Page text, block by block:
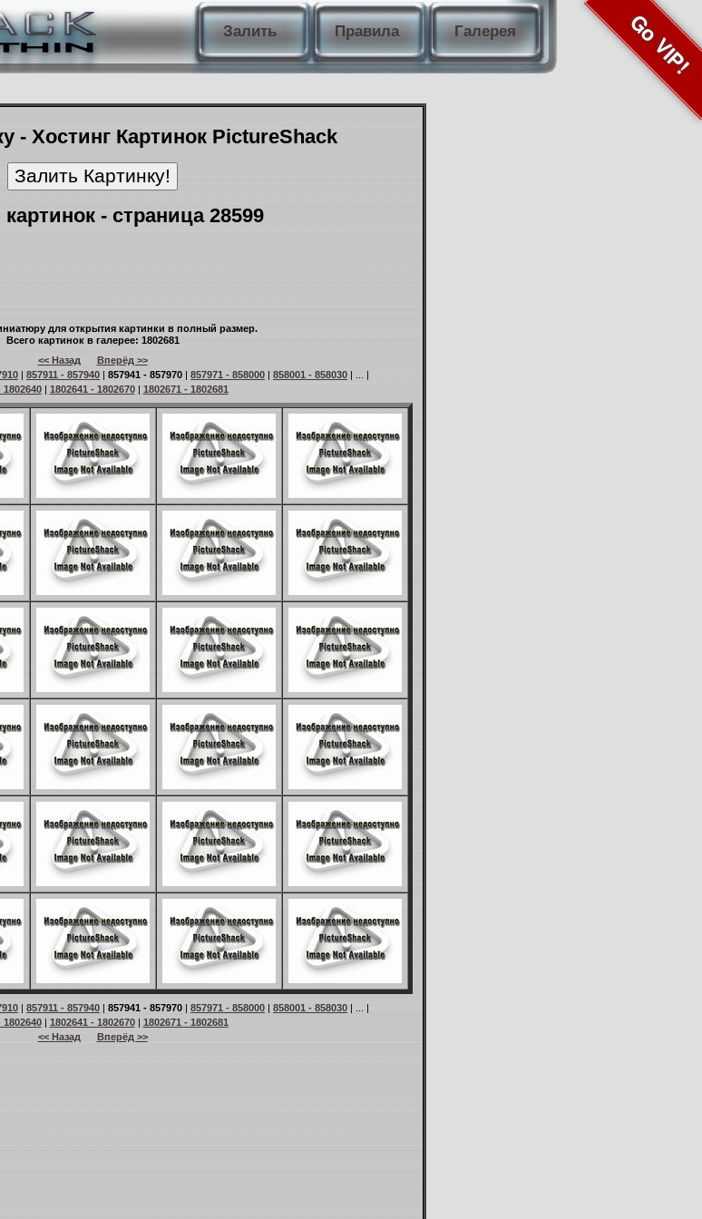
Залить Правила Галерея Go VIP!
- Хостинг Картинок PictureShack
картинок - страница 28599
для открытия картинки в полный размер.
Всего картинок в галерее: 1802681
<< Назад
Вперёд >>
| 857911 - 857940 | 857941 - 857970 | 857971 - 858000 | 858001 - 858030 | ... |
1802640| 1802641 - 1802670| 1802671 - 1802681
| 857911 - 857940 | 857941 - 857970 | 857971 - 858000 | 858001 - 858030 | ... |
1802640| 1802641 - 1802670| 1802671 - 1802681
<< Назад
Вперёд >>